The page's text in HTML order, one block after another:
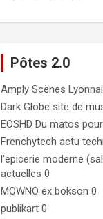
Pôtes 2.0
Amply Scènes
Dark Globe site de
EOSHD Du matos
Frenchytech actu
l'epicerie moderne
actuelles 0
MOWNO ex bokson 0
publikart 0